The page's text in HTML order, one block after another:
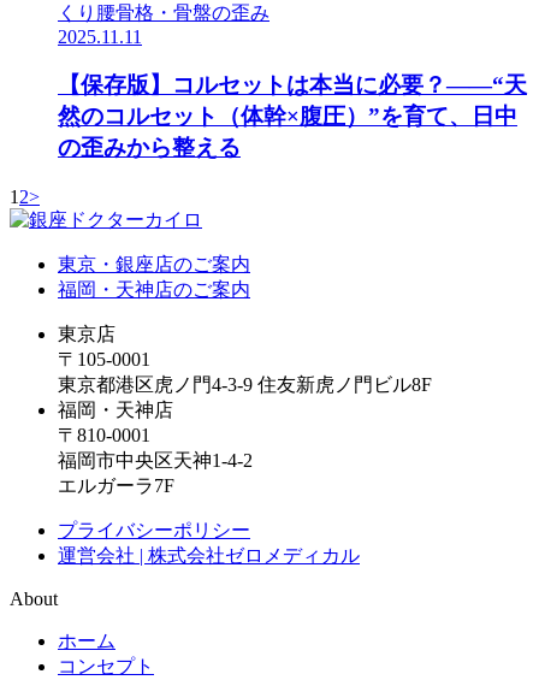
くり腰骨格・骨盤の歪み
2025.11.11
【保存版】コルセットは本当に必要？――“天
然のコルセット（体幹×腹圧）”を育て、日中
の歪みから整える
1 2>
東京・銀座店のご案内
福岡・天神店のご案内
東京店
〒105-0001
東京都港区虎ノ門4-3-9 住友新虎ノ門ビル8F
福岡・天神店
〒810-0001
福岡市中央区天神1-4-2
エルガーラ7F
プライバシーポリシー
運営会社 | 株式会社ゼロメディカル
About
ホーム
コンセプト